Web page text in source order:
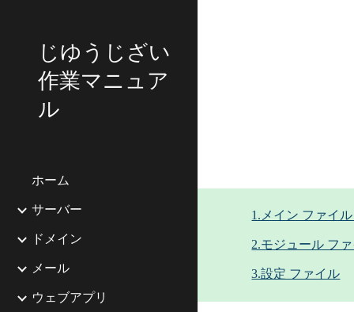
じゆうじざい
作業マニュア
ル
ホーム
サーバー
ドメイン
メール
ウェブアプリ
1.メイン ファイ
2.モジュール フ
3.設定 ファイル